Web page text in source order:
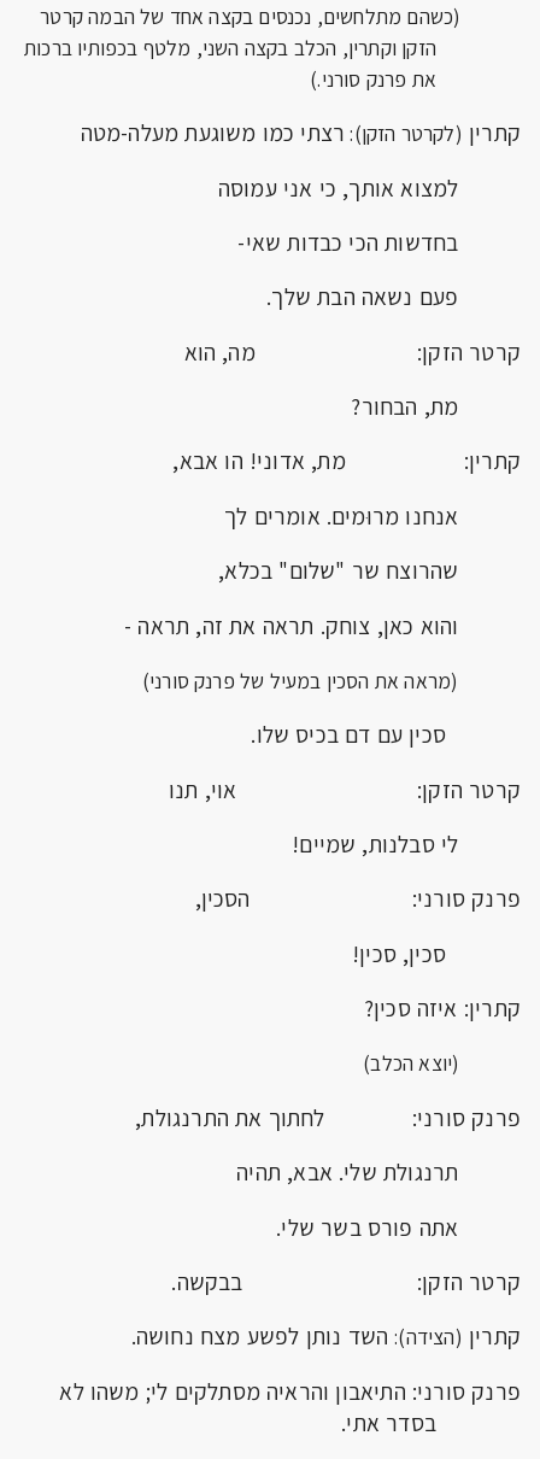
(כשהם מתלחשים, נכנסים בקצה אחד של הבמה קרטר
הזקן וקתרין, הכלב בקצה השני, מלטף בכפותיו ברכות
את פרנק סורני.)
קתרין (לקרטר הזקן): רצתי כמו משוגעת מעלה-מטה
למצוא אותך, כי אני עמוסה
בחדשות הכי כבדות שאי-
פעם נשאה הבת שלך.
קרטר הזקן: מה, הוא
מת, הבחור?
קתרין: מת, אדוני! הו אבא,
אנחנו מרוּמים. אומרים לך
שהרוצח שר "שלום" בכלא,
והוא כאן, צוחק. תראה את זה, תראה -
(מראה את הסכין במעיל של פרנק סורני)
סכין עם דם בכיס שלו.
קרטר הזקן: אוי, תנו
לי סבלנות, שמיים!
פרנק סורני: הסכין,
סכין, סכין!
קתרין: איזה סכין?
(יוצא הכלב)
פרנק סורני: לחתוך את התרנגולת,
תרנגולת שלי. אבא, תהיה
אתה פורס בשר שלי.
קרטר הזקן: בבקשה.
קתרין (הצידה):השד נותן לפשע מצח נחושה.
פרנק סורני: התיאבון והראיה מסתלקים לי; משהו לא
בסדר אתי.